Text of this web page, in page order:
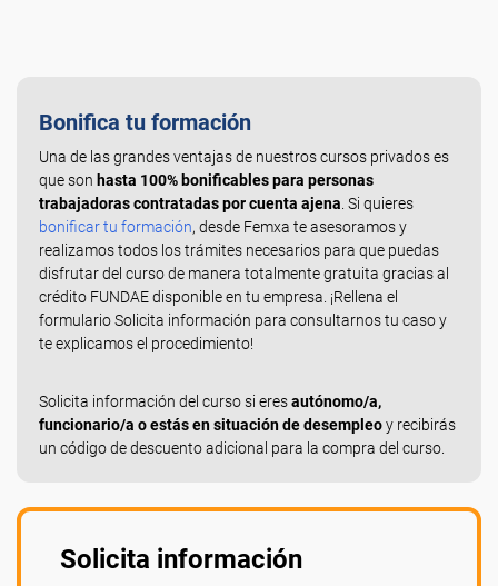
Bonifica tu formación
Una de las grandes ventajas de nuestros cursos privados es
que son hasta 100% bonificables para personas
trabajadoras contratadas por cuenta ajena . Si quieres
bonificar tu formación, desde Femxa te asesoramos y
realizamos todos los trámites necesarios para que puedas
disfrutar del curso de manera totalmente gratuita gracias al
crédito FUNDAE disponible en tu empresa. ¡Rellena el
formulario Solicita información para consultarnos tu caso y
te explicamos el procedimiento!
Solicita información del curso si eresautónomo/a,
funcionario/a o estás en situación de desempleoy recibirás
un código de descuento adicional para la compra del curso.
Solicita información